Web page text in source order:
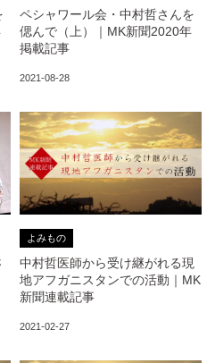
ペシャワール会・中村哲さんを
偲んで（上）｜MK新聞2020年
掲載記事
2021-08-28
よみもの
中村哲医師から受け継がれる現
地アフガニスタンでの活動｜MK
新聞連載記事
2021-02-27